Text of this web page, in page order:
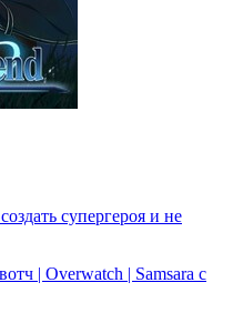
супергероя и не
| Overwatch | Samsara с